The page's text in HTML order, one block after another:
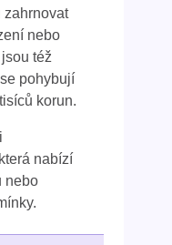
zahrnovat
nebo
též
pohybují
korun.
nabízí
nebo